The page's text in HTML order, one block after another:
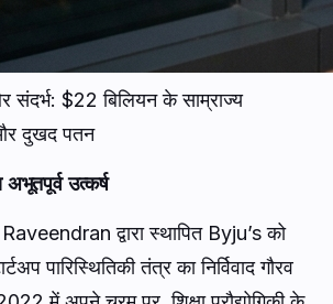
संदर्भ: $22 बिलियन के साम्राज्य
दुखद पतन
उत्कर्ष
द्वारा स्थापित Byju’s को
पारिस्थितिकी तंत्र का निर्विवाद गौरव